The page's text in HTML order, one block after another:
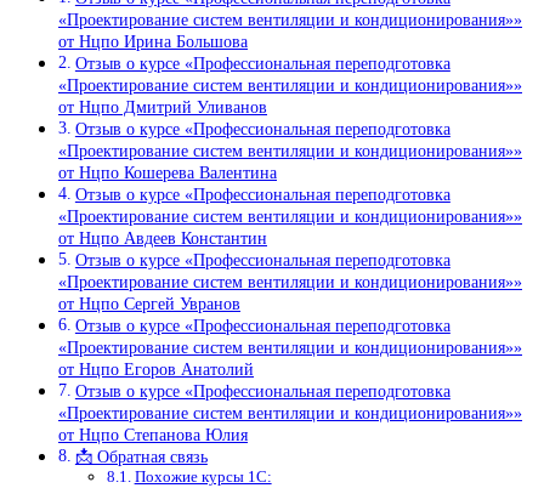
«Проектирование систем вентиляции и кондиционирования»»
от Нцпо Ирина Большова
Отзыв о курсе «Профессиональная переподготовка
«Проектирование систем вентиляции и кондиционирования»»
от Нцпо Дмитрий Уливанов
Отзыв о курсе «Профессиональная переподготовка
«Проектирование систем вентиляции и кондиционирования»»
от Нцпо Кошерева Валентина
Отзыв о курсе «Профессиональная переподготовка
«Проектирование систем вентиляции и кондиционирования»»
от Нцпо Авдеев Константин
Отзыв о курсе «Профессиональная переподготовка
«Проектирование систем вентиляции и кондиционирования»»
от Нцпо Сергей Увранов
Отзыв о курсе «Профессиональная переподготовка
«Проектирование систем вентиляции и кондиционирования»»
от Нцпо Егоров Анатолий
Отзыв о курсе «Профессиональная переподготовка
«Проектирование систем вентиляции и кондиционирования»»
от Нцпо Степанова Юлия
📩 Обратная связь
Похожие курсы 1С: